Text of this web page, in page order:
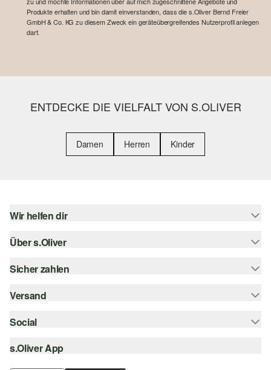
Produkte erhalten und bin damit einverstanden, dass die s.Oliver Bernd Freier
GmbH & Co. KG zu diesem Zweck ein geräteübergreifendes Nutzerprofil anlegen
darf.
ENTDECKE DIE VIELFALT VON S.OLIVER
Damen Herren Kinder
Wir helfen dir
Hilfe & FAQ
Größenberatung
Über s.Oliver
Newsletter
s.Oliver Card
Wunschliste
Sicher zahlen
Rechnung
Kreditkarte
Versand
Sendungsverfolgung
SwissPost
Social
instagram
s.Oliver App